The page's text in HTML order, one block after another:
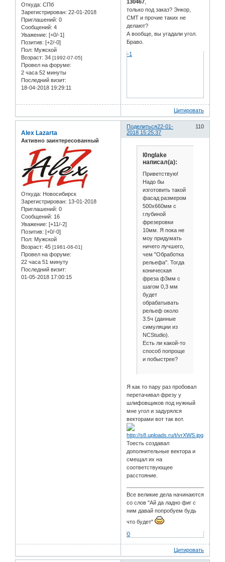
Откуда: СПб
Зарегистрирован: 22-01-2018
Приглашений: 0
Сообщений: 4
Уважение: [+0/-1]
Позитив: [+2/-0]
Пол: Мужской
Возраст: 34 [1992-07-05]
Провел на форуме:
2 часа 52 минуты
Последний визит:
18-04-2018 19:29:11
130467
только под заказ? Энкор,
CMT и прочие таких не
делают?
А вообще, вы угадали угол.
Браво.
-1
Цитировать
Поделиться 110
22-01-
2018 15:25:37
Alex Lazarta
Активно заинтересованный
Откуда: Новосибирск
Зарегистрирован: 13-01-2018
Приглашений: 0
Сообщений: 16
Уважение: [+11/-2]
Позитив: [+0/-0]
Пол: Мужской
Возраст: 45 [1981-06-01]
Провел на форуме:
22 часа 51 минуту
Последний визит:
01-05-2018 17:00:15
l0nglake
написал(а):
Приветствую!
Надо бы
изготовить такой
фасад размером
500х660мм с
глубиной
фрезеровки
10мм. Я пока не
моу придумать
ничего лучшего,
чем "Обработка
рельефа". Тогда
коническая
фреза ф3мм с
шагом 0,3 мм
будет
обрабатывать
рельеф около
3.5ч (данные
симуляции из
NCStudio).
Есть ли какой-то
способ попроще
и побыстрее?
Я как то пару раз пробовал
перетачивал фрезу у
шлифовщиков под нужный
мне угол и задурялся
векторами вот так вот.
Тоесть создавал
дополнительные вектора и
смещал их на
соответствующее
расстояние.
Все великие дела начинаются
со слов "Ай да ладно фиг с
ним давай попробуем будь
что будет"
0
Цитировать